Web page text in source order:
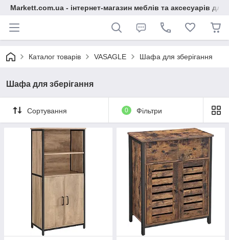
Markett.com.ua - інтернет-магазин меблів та аксесуарів для
Каталог товарів VASAGLE Шафа для зберігання
Шафа для зберігання
Сортування 0 Фільтри